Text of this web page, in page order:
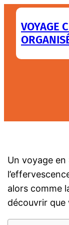
Aller
contenu
VOYAGE
Un voyage
alors comme
découvrir que